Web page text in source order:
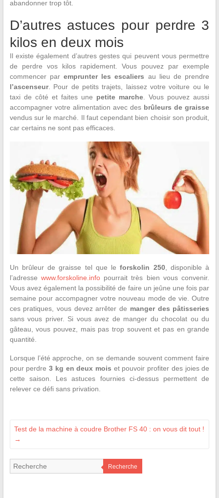
abandonner trop tôt.
D’autres astuces pour perdre 3
kilos en deux mois
Il existe également d’autres gestes qui peuvent vous permettre
de perdre vos kilos rapidement. Vous pouvez par exemple
commencer paremprunter les escaliers au lieu de prendre
l’ascenseur. Pour de petits trajets, laissez votre voiture ou le
taxi de côté et faites une petite marche . Vous pouvez aussi
accompagner votre alimentation avec des brûleurs de graisse
vendus sur le marché. Il faut cependant bien choisir son produit,
car certains ne sont pas efficaces.
Un brûleur de graisse tel que leforskolin 250, disponible à
l’adresse www.forskoline.info pourrait très bien vous convenir.
Vous avez également la possibilité de faire un jeûne une fois par
semaine pour accompagner votre nouveau mode de vie. Outre
ces pratiques, vous devez arrêter de manger des pâtisseries
sans vous priver. Si vous avez de manger du chocolat ou du
gâteau, vous pouvez, mais pas trop souvent et pas en grande
quantité.
Lorsque l’été approche, on se demande souvent comment faire
pour perdre3 kg en deux mois et pouvoir profiter des joies de
cette saison. Les astuces fournies ci-dessus permettent de
relever ce défi sans privation.
Test de la machine à coudre Brother FS 40 : on vous dit tout !
→
Recherche